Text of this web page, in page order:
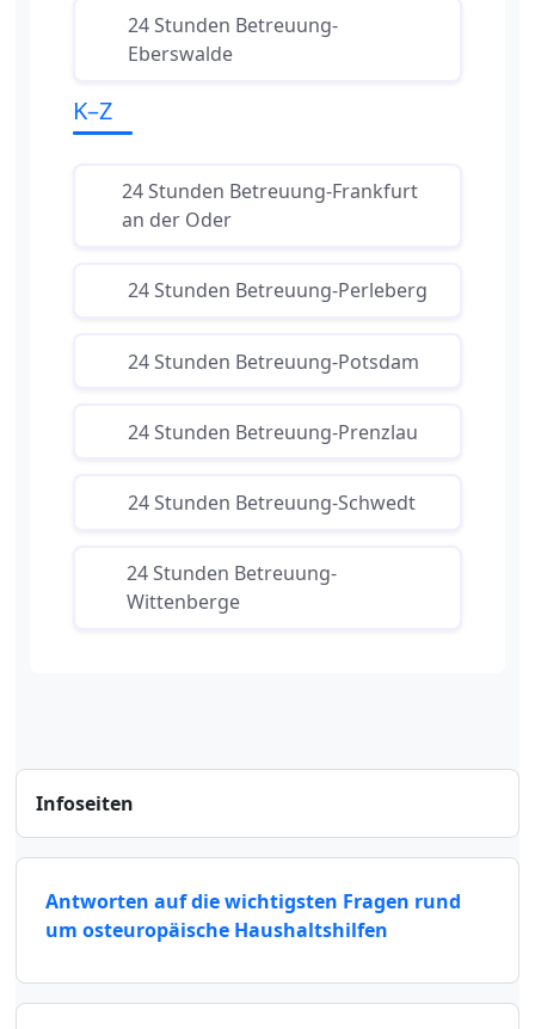
24 Stunden Betreuung-
Eberswalde
K–Z
24 Stunden Betreuung-Frankfurt
an der Oder
24 Stunden Betreuung-Perleberg
24 Stunden Betreuung-Potsdam
24 Stunden Betreuung-Prenzlau
24 Stunden Betreuung-Schwedt
24 Stunden Betreuung-
Wittenberge
Infoseiten
Antworten auf die wichtigsten Fragen rund
um osteuropäische Haushaltshilfen